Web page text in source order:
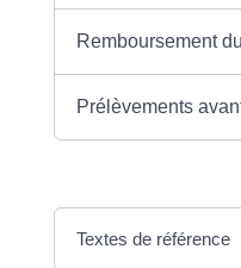
Remboursement
Prélèvements
Textes de référence